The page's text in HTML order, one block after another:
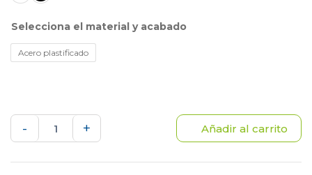
material y acabado
Acero plastificado
-
Setx2
+ Añadir al carrito